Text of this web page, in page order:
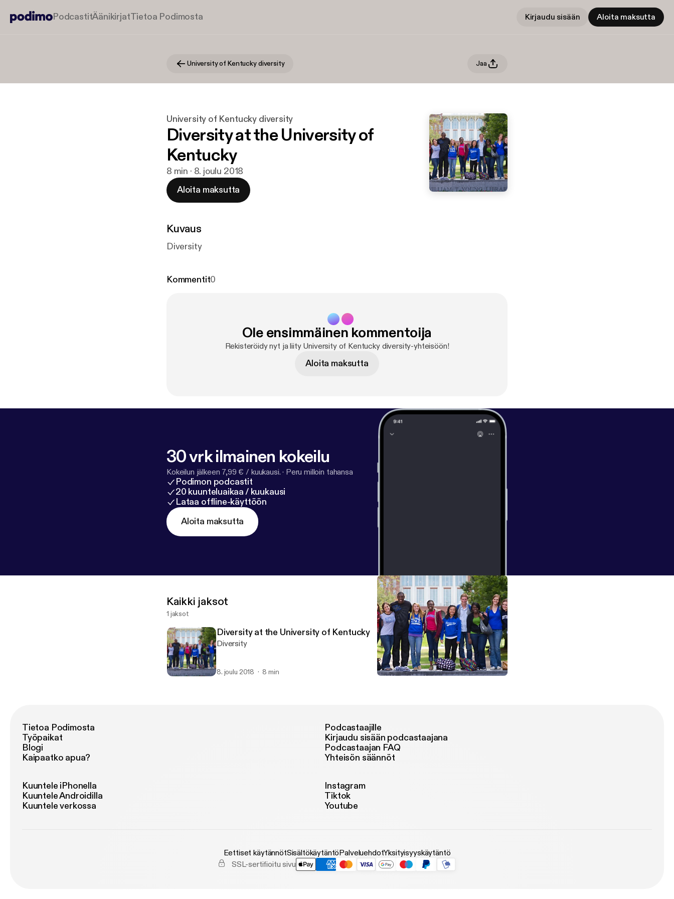
PodcastitÄänikirjatTietoa Podimosta Kirjaudu sisään Aloita maksutta
University of Kentucky diversity Jaa
University of Kentucky diversity
Diversity at the University of
Kentucky
8 min · 8. joulu 2018
Aloita maksutta
Kuvaus
Diversity
Kommentit0
Ole ensimmäinen kommentoija
Rekisteröidy nyt ja liity University of Kentucky diversity-yhteisöön!
Aloita maksutta
30 vrk ilmainen kokeilu
Kokeilun jälkeen 7,99 € / kuukausi. · Peru milloin tahansa
Podimon podcastit
20 kuunteluaikaa / kuukausi
Lataa offline-käyttöön
Aloita maksutta
Kaikki jaksot
1 jaksot
Diversity at the University of Kentucky
Diversity
8. joulu 2018 8 min
Tietoa Podimosta
Työpaikat
Blogi
Kaipaatko apua?
Podcastaajille
Kirjaudu sisään podcastaajana
Podcastaajan FAQ
Yhteisön säännöt
Kuuntele iPhonella
Kuuntele Androidilla
Kuuntele verkossa
Instagram
Tiktok
Youtube
Eettiset käytännötSisältökäytäntöPalveluehdotYksityisyyskäytäntö
SSL-sertifioitu sivu